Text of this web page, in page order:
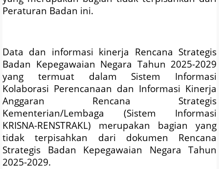
Peraturan Badan ini.
Data dan informasi kinerja Rencana Strategis
Badan Kepegawaian Negara Tahun 2025-2029
yang termuat dalam Sistem Informasi
Kolaborasi Perencanaan dan Informasi Kinerja
Anggaran Rencana Strategis
Kementerian/Lembaga (Sistem Informasi
KRISNA-RENSTRAKL) merupakan bagian yang
tidak terpisahkan dari dokumen Rencana
Strategis Badan Kepegawaian Negara Tahun
2025-2029.